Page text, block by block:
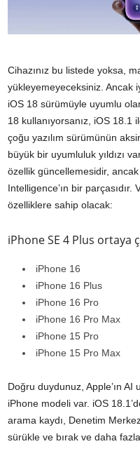
Cihazınız bu listede yoksa,
yükleyemeyeceksiniz. Ancak
iOS 18 sürümüyle uyumlu
18 kullanıyorsanız, iOS 18.1
çoğu yazılım sürümünün
büyük bir uyumluluk yıldızı
özellik güncellemesidir,
Intelligence’ın bir parçasıdır.
özelliklere sahip olacak:
iPhone SE 4 Plus ortaya
iPhone 16
iPhone 16 Plus
iPhone 16 Pro
iPhone 16 Pro Max
iPhone 15 Pro
iPhone 15 Pro Max
Doğru duydunuz, Apple’ın AI
iPhone modeli var. iOS
arama kaydı, Denetim
sürükle ve bırak ve daha